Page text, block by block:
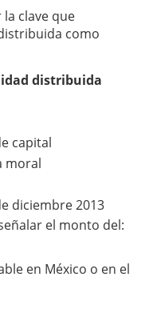
clave que
como
distribuida
capital
moral
diciembre 2013
el monto del:
en México o en el